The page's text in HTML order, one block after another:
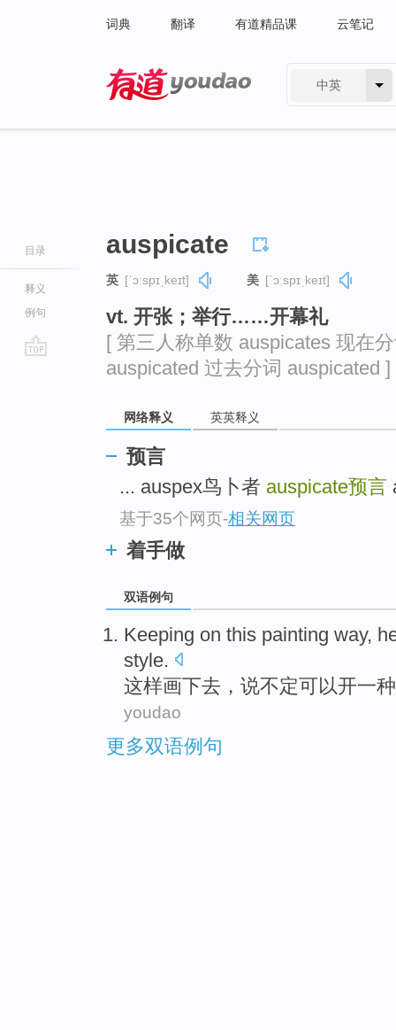
词典 翻译 有道精品课 云笔记
中英
目录
释义
例句
auspicate
英 [ˈɔːspɪˌkeɪt] 美 [ˈɔːspɪˌkeɪt]
vt. 开张；举行……开幕礼
[ 第三人称单数 auspicates 现在
auspicated 过去分词 auspicated ]
网络释义 英英释义
预言
... auspex鸟卜者 auspicate预言
基于35个网页-相关网页
着手做
双语例句
Keeping on this painting way,
style.
这样画下去， 说不定可以开一种
youdao
更多双语例句